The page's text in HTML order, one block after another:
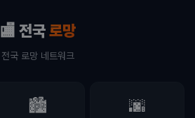
🏬 전국로망
전국 로망 네트워크
🏙️ 🌆